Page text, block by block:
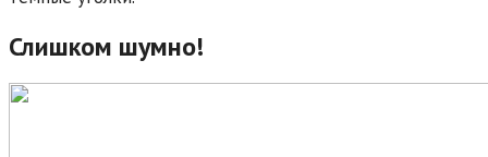
Слишком шумно!